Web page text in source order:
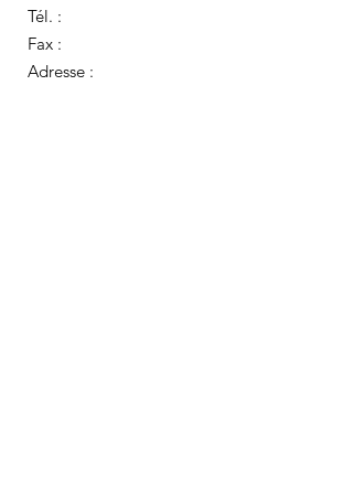
Tél. :
Fax :
Adresse :